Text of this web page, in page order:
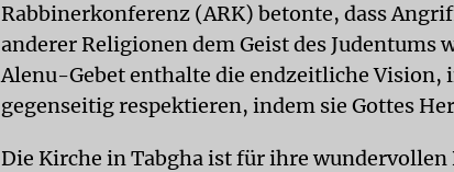
Rabbinerkonferenz (ARK) betonte, dass
anderer Religionen dem Geist des Judentums
Alenu-Gebet enthalte die endzeitliche Vision,
gegenseitig respektieren, indem sie Gottes
Die Kirche in Tabgha ist für ihre